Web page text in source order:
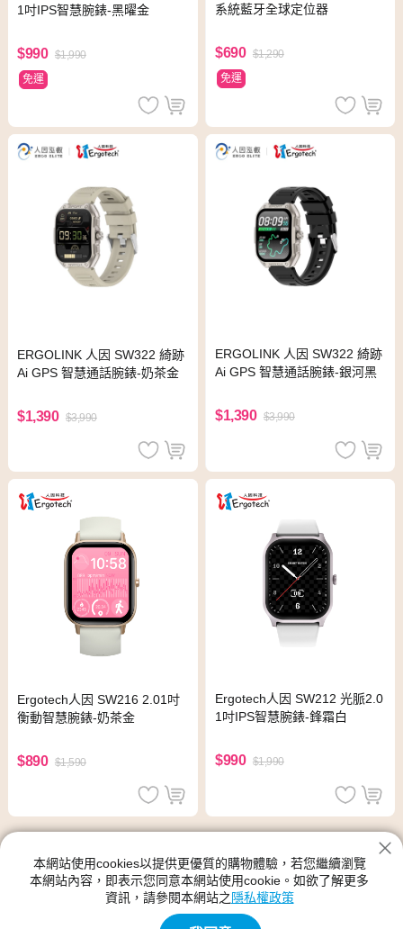
1吋IPS智慧腕錶-黑曜金
$990 $1,990
免運
系統藍牙全球定位器
$690 $1,290
免運
ERGOLINK 人因 SW322 綺跡
Ai GPS 智慧通話腕錶-奶茶金
$1,390 $3,990
ERGOLINK 人因 SW322 綺跡
Ai GPS 智慧通話腕錶-銀河黑
$1,390 $3,990
Ergotech人因 SW216 2.01吋
衡動智慧腕錶-奶茶金
$890 $1,590
Ergotech人因 SW212 光脈2.0
1吋IPS智慧腕錶-鋒霜白
$990 $1,990
神腦生活的Ergotech 人因科技館別提供各種類型、尺寸規格、功
能、顏色的產品,Ergotech 人因科技的新品與優惠商品都在神腦生活
本網站使用cookies以提供更優質的購物體驗，若您繼續瀏覽
本網站內容，即表示您同意本網站使用cookie。如欲了解更多
資訊，請參閱本網站之 隱私權政策